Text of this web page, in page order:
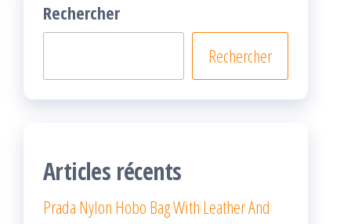
Rechercher
Rechercher
Articles récents
Prada Nylon Hobo Bag With Leather And